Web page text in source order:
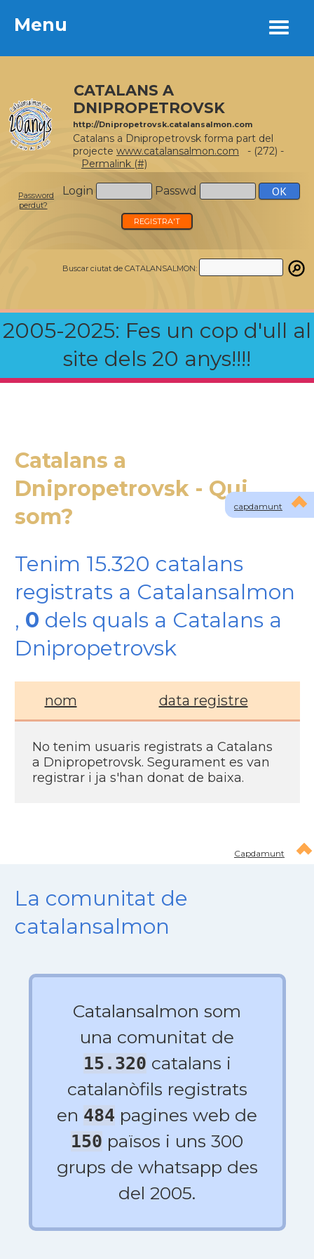
Menu
CATALANS A
DNIPROPETROVSK
http://Dnipropetrovsk.catalansalmon.com
Catalans a Dnipropetrovsk forma part del
projecte www.catalansalmon.com - (272) -
Permalink (#)
Login Passwd
Password
perdut?
REGISTRA'T
Buscar ciutat de CATALANSALMON:
2005-2025: Fes un cop d'ull al
site dels 20 anys!!!!
Menu
capdamunt
Catalans a
Dnipropetrovsk - Qui
som?
Tenim 15.320 catalans
registrats a Catalansalmon
, 0 dels quals a Catalans a
Dnipropetrovsk
nom data registre
No tenim usuaris registrats a Catalans
a Dnipropetrovsk. Segurament es van
registrar i ja s'han donat de baixa.
Capdamunt
La comunitat de
catalansalmon
Catalansalmon som
una comunitat de
15.320 catalans i
catalanòfils registrats
en 484 pagines web de
150 països i uns 300
grups de whatsapp des
del 2005.